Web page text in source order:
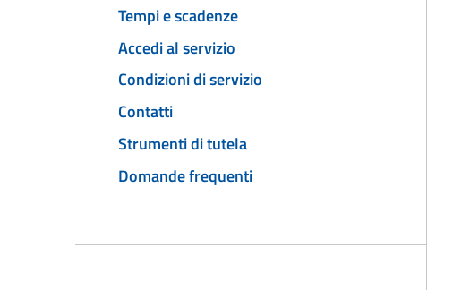
Tempi e scadenze
Accedi al servizio
Condizioni di servizio
Contatti
Strumenti di tutela
Domande frequenti